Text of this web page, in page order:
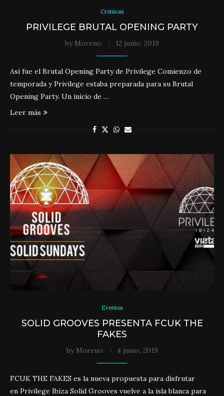
Crónicas
PRIVILEGE BRUTAL OPENING PARTY
by Moreno 12 junio, 2019
Así fue el Brutal Opening Party de Privilege Comienzo de
temporada y Privilege estaba preparada para su Brutal
Opening Party. Un inicio de …
Leer más
Eventos
SOLID GROOVES PRESENTA FCUK THE
FAKES
by Moreno 4 junio, 2019
FCUK THE FAKES es la nueva propuesta para disfrutar
en Privilege Ibiza Solid Grooves vuelve a la isla blanca para